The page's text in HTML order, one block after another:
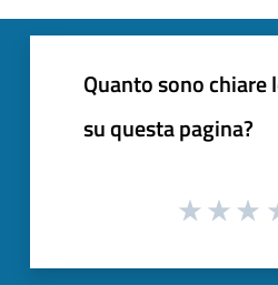
Quanto sono
su questa pagina?